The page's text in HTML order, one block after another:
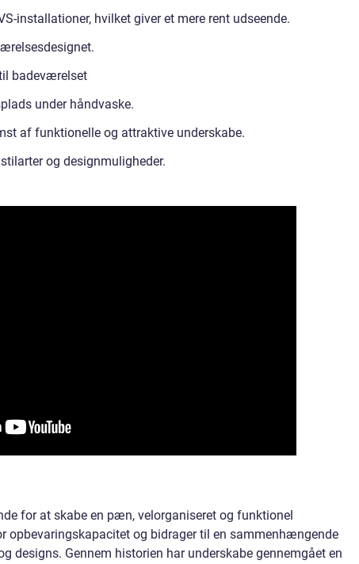
installationer, hvilket giver et mere rent udseende.
badeværelset
under håndvaske.
af funktionelle og attraktive underskabe.
og designmuligheder.
for at skabe en pæn, velorganiseret og funktionel
opbevaringskapacitet og bidrager til en sammenhængende
designs. Gennem historien har underskabe gennemgået en